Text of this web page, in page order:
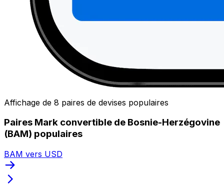
Affichage de 8 paires de devises populaires
Paires Mark convertible de Bosnie-Herzégovine
(BAM) populaires
BAM vers USD